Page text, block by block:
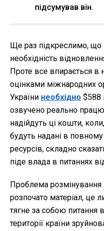
підсумував він.
Ще раз підкреслимо, що
необхідність
Проте все впирається в
оцінками міжнародних
України необхідно $588
озвучено реально
надійдуть ці кошти,
будуть надані в повному
ресурсів, складно
піде влада в питаннях
Проблема розмінування
розпочато матеріал, це
тягне за собою питання
території країни